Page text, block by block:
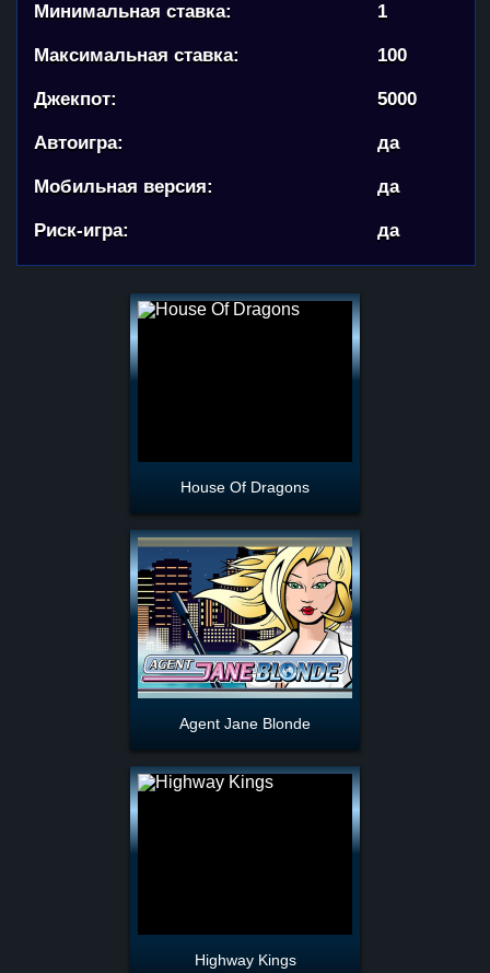
Минимальная ставка: 1
Максимальная ставка: 100
Джекпот: 5000
Автоигра: да
Мобильная версия: да
Риск-игра: да
House Of Dragons
Agent Jane Blonde
Highway Kings